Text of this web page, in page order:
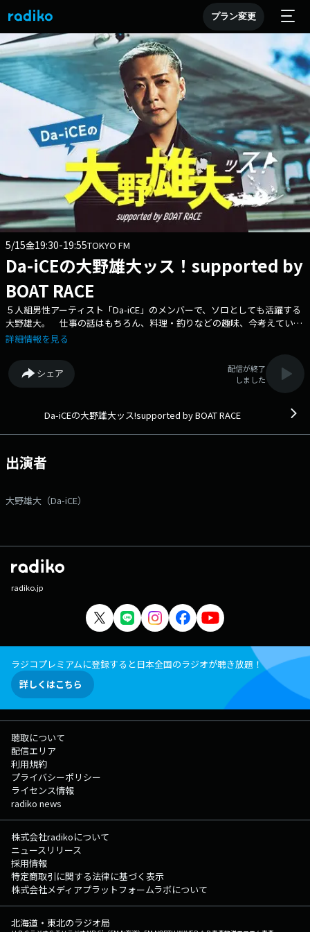
プラン変更
5/15金19:30-19:55TOKYO FM
Da-iCEの大野雄大ッス！supported by
BOAT RACE
５人組男性アーティスト「Da-iCE」のメンバーで、ソロとしても活躍する
大野雄大。 仕事の話はもちろん、料理・釣りなどの趣味、今考えている
あんなことやこんなこと、時にはゲストを迎えながら、大野雄大ワールド
を知ることができる25分間です。 番組Webサイト：
https://www.tfm.co.jp/six/ メッセージフォーム：
https://www.tfm.co.jp/f/six/message Xハッシュタグは「#ダイッ
詳細情報を見る
シェア
配信が終了
しました
Da-iCEの大野雄大ッス!supported by BOAT RACE
出演者
大野雄大（Da-iCE）
radiko.jp
ラジコプレミアムに登録すると日本全国のラジオが聴き放題！
詳しくはこちら
聴取について
配信エリア
利用規約
プライバシーポリシー
ライセンス情報
radiko news
株式会社radikoについて
ニュースリリース
採用情報
特定商取引に関する法律に基づく表示
株式会社メディアプラットフォームラボについて
北海道・東北のラジオ局